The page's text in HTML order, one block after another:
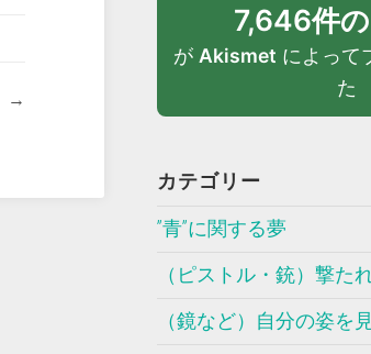
→
7,646件
が Akismet によって
た
カテゴリー
”青”に関する夢
（ピストル・銃）撃た
（鏡など）自分の姿を